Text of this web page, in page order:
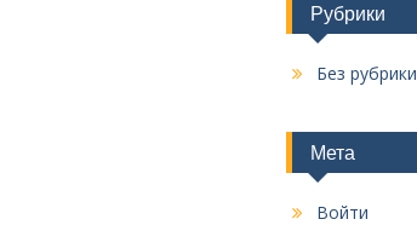
Рубрики
Без рубрики
Мета
Войти